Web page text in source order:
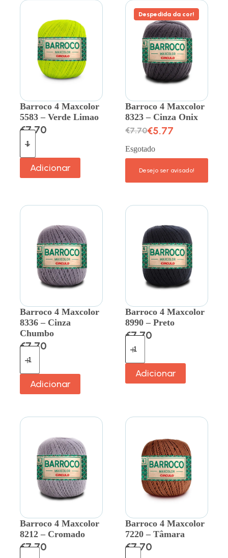
Barroco 4 Maxcolor
5583 – Verde Limao
€7.70
Adicionar
Despedida da cor!
Barroco 4 Maxcolor
8323 – Cinza Onix
€7.70€5.77
Esgotado
Barroco 4 Maxcolor
8336 – Cinza
Chumbo
€7.70
Adicionar
Barroco 4 Maxcolor
8990 – Preto
€7.70
Adicionar
Barroco 4 Maxcolor
8212 – Cromado
€7.70
Barroco 4 Maxcolor
7220 – Tâmara
€7.70